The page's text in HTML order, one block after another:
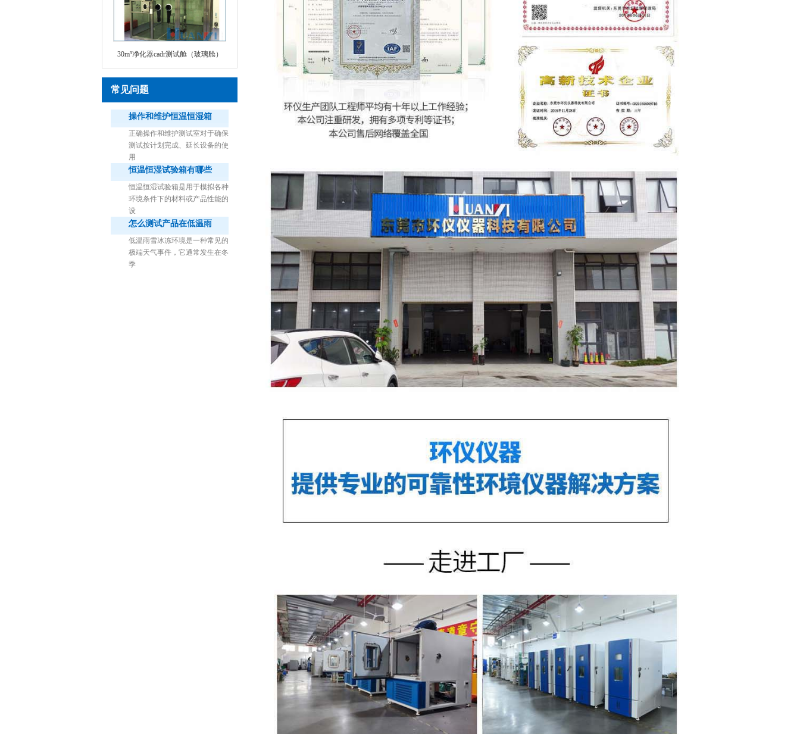
30m³净化器cadr测试舱（玻璃舱）
1立方米细菌气雾柜（不锈钢）
常见问题
操作和维护恒温恒湿箱
正确操作和维护测试室对于确保
测试按计划完成、延长设备的使
用
恒温恒湿试验箱有哪些
恒温恒湿试验箱是用于模拟各种
环境条件下的材料或产品性能的
设
怎么测试产品在低温雨
低温雨雪冰冻环境是一种常见的
极端天气事件，它通常发生在冬
季